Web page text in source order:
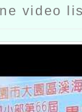
video